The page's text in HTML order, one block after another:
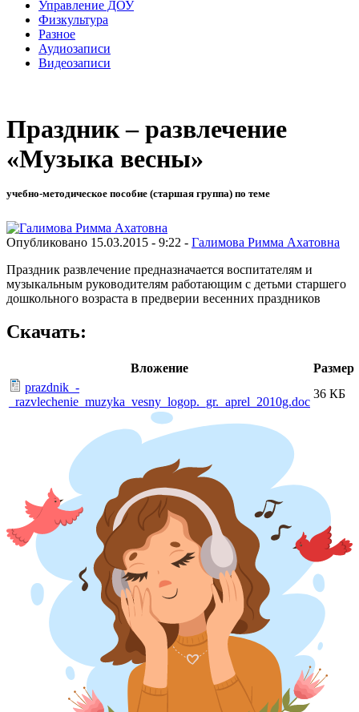
Управление ДОУ
Физкультура
Разное
Аудиозаписи
Видеозаписи
Праздник – развлечение
«Музыка весны»
учебно-методическое пособие (старшая группа) по теме
Опубликовано 15.03.2015 - 9:22 - Галимова Римма Ахатовна
Праздник развлечение предназначается воспитателям и
музыкальным руководителям работающим с детьми старшего
дошкольного возраста в предверии весенних праздников
Скачать:
Вложение
Размер
prazdnik_-
_razvlechenie_muzyka_vesny_logop._gr._aprel_2010g.doc
36 КБ